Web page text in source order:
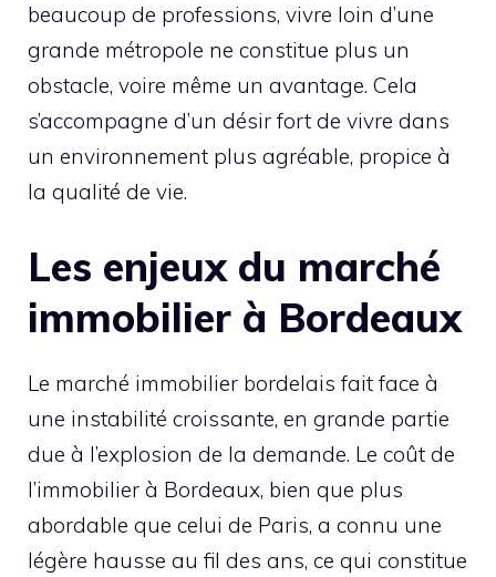
beaucoup de professions, vivre loin d’une
grande métropole ne constitue plus un
obstacle, voire même un avantage. Cela
s’accompagne d’un désir fort de vivre dans
un environnement plus agréable, propice à
la qualité de vie.
Les enjeux du marché
immobilier à Bordeaux
Le marché immobilier bordelais fait face à
une instabilité croissante, en grande partie
due à l’explosion de la demande. Le coût de
l’immobilier à Bordeaux, bien que plus
abordable que celui de Paris, a connu une
légère hausse au fil des ans, ce qui constitue